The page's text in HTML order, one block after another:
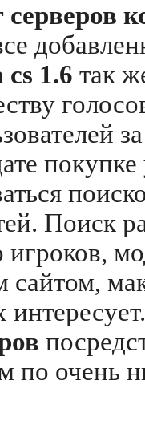
cs 1.6 так
Поиск
игроков,
сайтом,
по очень